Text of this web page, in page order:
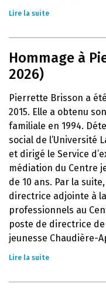
Lire la suite
Hommage à
2026)
Pierrette Brisson a
2015. Elle a obtenu
familiale en 1994.
social de l’Université
et dirigé le Service
médiation du Centre
de 10 ans. Par la
directrice adjointe à
professionnels au
poste de directrice
jeunesse Chaudière-
Lire la suite